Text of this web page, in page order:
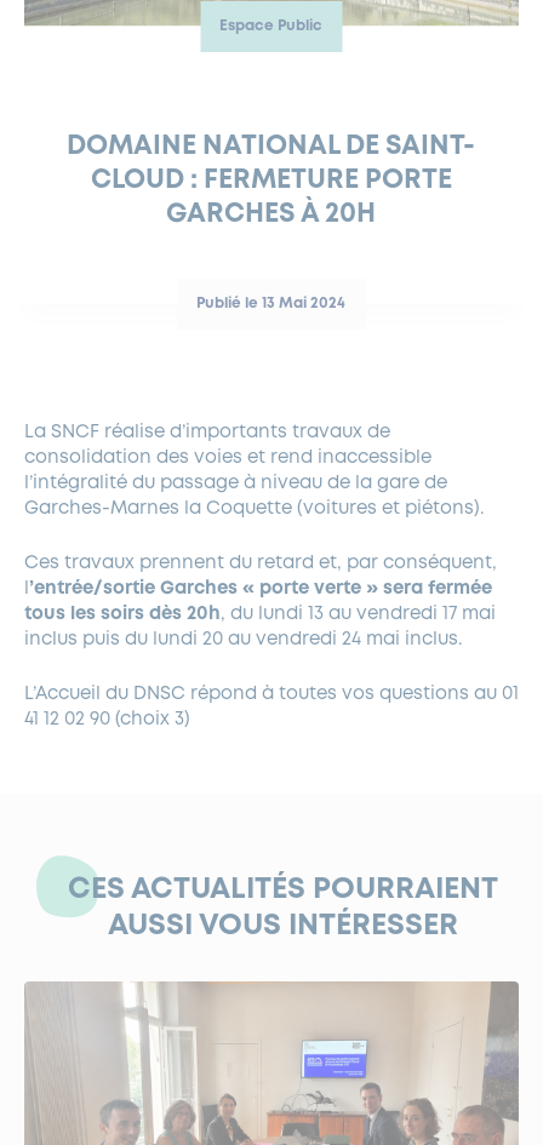
EAU POTABLE ET ASSAINISSEMENT
INFORMATIONS PRATIQUES
SUBVENTIONS
FERMETURES EXCEPTIONNELLES
PANNEAUX D’AFFICHAGE LIBRE
GRÖBENZELL
DÉVELOPPEMENT DURABLE
ÉCONOMIES D’ÉNERGIE
DEMANDE D’ABATTAGE
GESTION DU PATRIMOINE ARBORÉ
Espace Public
DOMAINE NATIONAL DE SAINT-
CLOUD : FERMETURE PORTE
GARCHES À 20H
Publié le 13 Mai 2024
La SNCF réalise d’importants travaux de
consolidation des voies et rend inaccessible
l’intégralité du passage à niveau de la gare de
Garches-Marnes la Coquette (voitures et piétons).
Ces travaux prennent du retard et, par conséquent,
’entrée/sortie Garches « porte verte » sera fermée
tous les soirs dès 20h, du lundi 13 au vendredi 17 mai
inclus puis du lundi 20 au vendredi 24 mai inclus.
L’Accueil du DNSC répond à toutes vos questions au 01
41 12 02 90 (choix 3)
CES ACTUALITÉS POURRAIENT
AUSSI VOUS INTÉRESSER